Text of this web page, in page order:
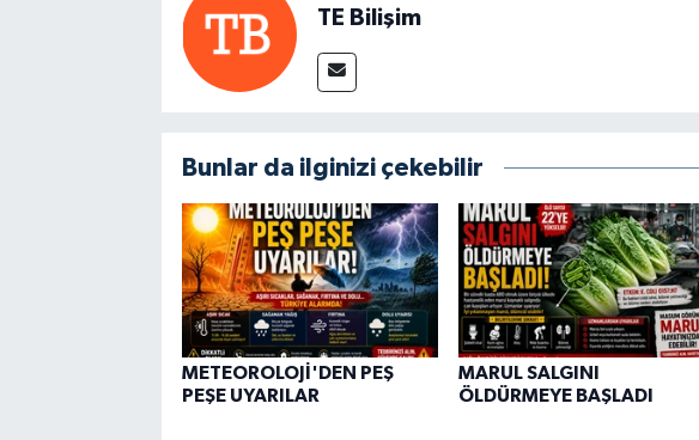
TE Bilişim
Bunlar da ilginizi çekebilir
METEOROLOJİ'DEN PEŞ
PEŞE UYARILAR
MARUL SALGINI
ÖLDÜRMEYE BAŞLADI